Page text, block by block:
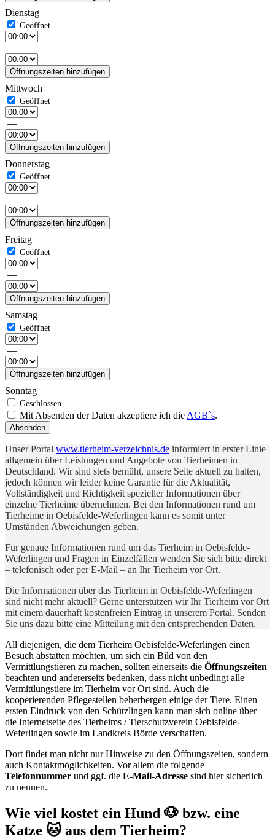
Dienstag
—
Öffnungszeiten hinzufügen
Mittwoch
—
Öffnungszeiten hinzufügen
Donnerstag
—
Öffnungszeiten hinzufügen
Freitag
—
Öffnungszeiten hinzufügen
Samstag
—
Öffnungszeiten hinzufügen
Sonntag
Mit Absenden der Daten akzeptiere ich die AGB`s.
Absenden
Unser Portal www.tierheim-verzeichnis.de informiert in erster Linie
allgemein über Leistungen und Angebote von Tierheimen in
Deutschland. Wir sind stets bemüht, unsere Seite aktuell zu halten,
jedoch können wir leider keine Garantie für die Aktualität,
Vollständigkeit und Richtigkeit spezieller Informationen über
einzelne Tierheime übernehmen. Bei den Informationen rund um
Tierheime in Oebisfelde-Weferlingen kann es somit unter
Umständen Abweichungen geben.
Für genaue Informationen rund um das Tierheim in Oebisfelde-
Weferlingen und Fragen in Einzelfällen wenden Sie sich bitte direkt
– telefonisch oder per E-Mail – an Ihr Tierheim vor Ort.
Die Informationen über das Tierheim in Oebisfelde-Weferlingen
sind nicht mehr aktuell? Gerne unterstützen wir Ihr Tierheim vor Ort
mit einem dauerhaft kostenfreien Eintrag in unserem Portal. Senden
Sie uns dazu bitte eine Mitteilung mit den entsprechenden Daten.
All diejenigen, die dem Tierheim Oebisfelde-Weferlingen einen
Besuch abstatten möchten, um sich ein Bild von den
Vermittlungstieren zu machen, sollten einerseits die Öffnungszeiten
beachten und andererseits bedenken, dass nicht unbedingt alle
Vermittlungstiere im Tierheim vor Ort sind. Auch die
kooperierenden Pflegestellen beherbergen einige der Tiere. Einen
ersten Eindruck von den Schützlingen kann man sich online über
die Internetseite des Tierheims / Tierschutzverein Oebisfelde-
Weferlingen sowie im Landkreis Börde verschaffen.
Dort findet man nicht nur Hinweise zu den Öffnungszeiten, sondern
auch Kontaktmöglichkeiten. Vor allem die folgende
Telefonnummer und ggf. die E-Mail-Adresse sind hier sicherlich
zu nennen.
Wie viel kostet ein Hund 🐶 bzw. eine
Katze 🐱 aus dem Tierheim?